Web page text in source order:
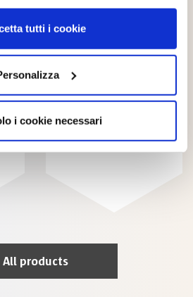
tutti i cookie
i cookie necessariTIXANAMIDE
All products